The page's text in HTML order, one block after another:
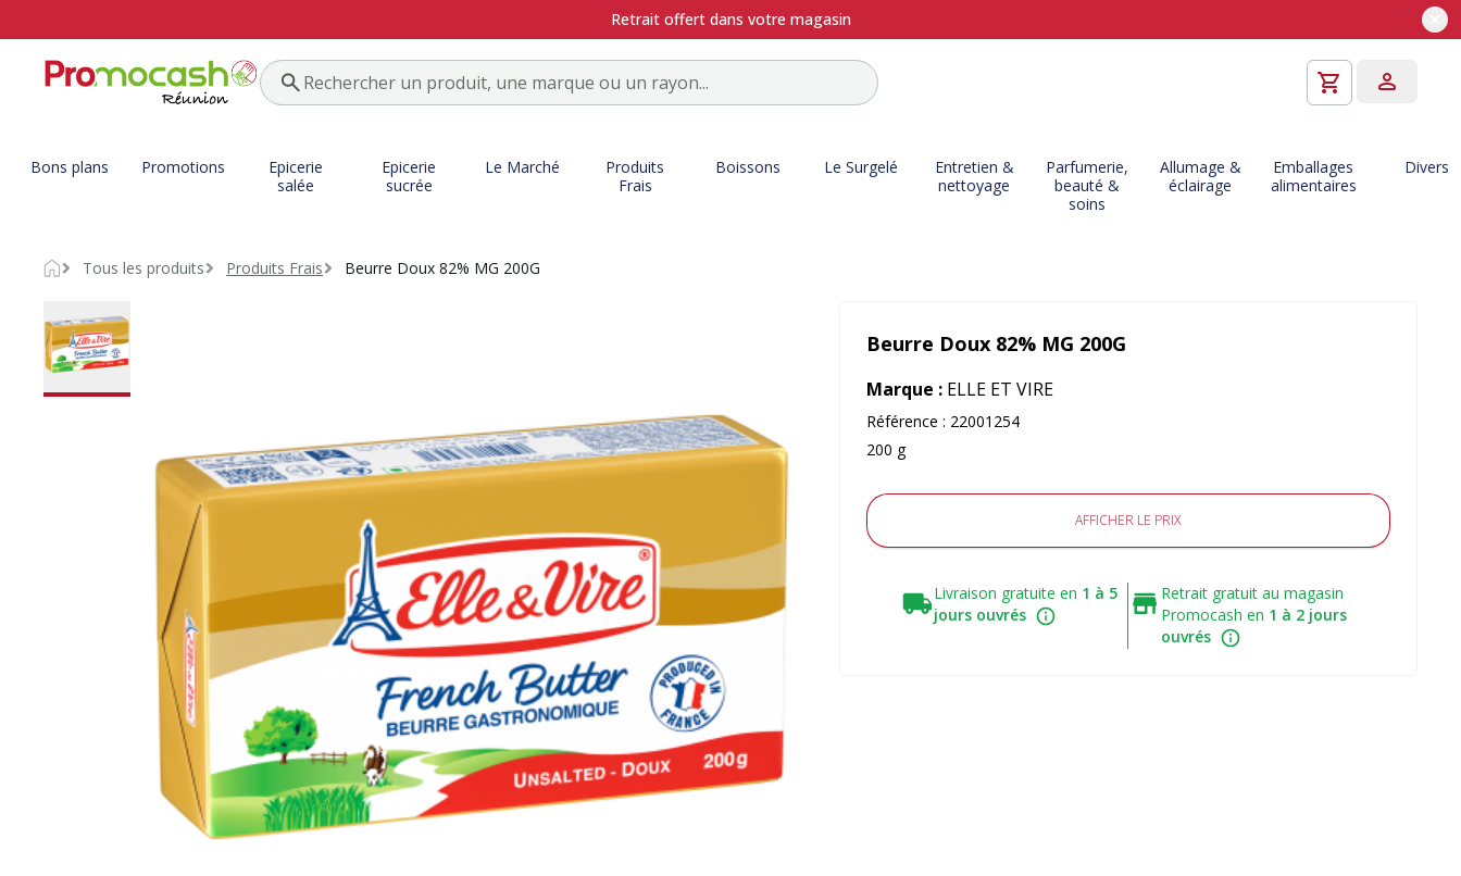
Retrait offert dans votre magasin
Bons plans Promotions
Epicerie
salée
Epicerie
sucrée
Le Marché
Produits
Frais
Boissons Le Surgelé
Entretien &
nettoyage
Parfumerie,
beauté &
soins
Allumage &
éclairage
Emballages
alimentaires
Divers
Tous les produits Produits Frais Beurre Doux 82% MG 200G
Beurre Doux 82% MG 200G
Marque : ELLE ET VIRE
Référence : 22001254
200 g
AFFICHER LE PRIX
Livraison gratuite en 1 à 5
jours ouvrés
Retrait gratuit au magasin
Promocash en 1 à 2 jours
ouvrés